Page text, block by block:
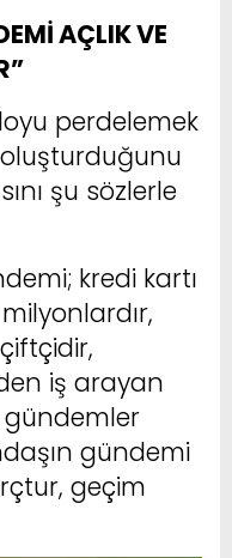
AÇLIK VE
perdelemek
şu sözlerle
kredi kartı
iş arayan
gündemler
gündemi
geçim